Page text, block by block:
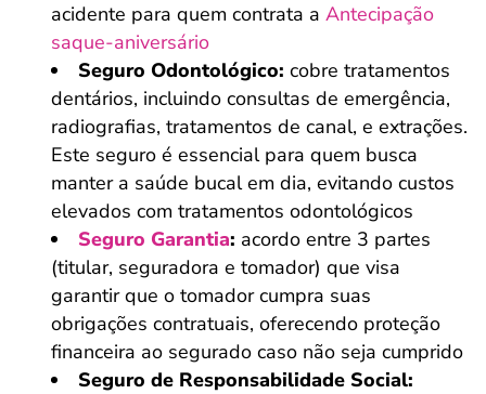
acidente para quem contrata a Antecipação
saque-aniversário
Seguro Odontológico: cobre tratamentos
dentários, incluindo consultas de emergência,
radiografias, tratamentos de canal, e extrações.
Este seguro é essencial para quem busca
manter a saúde bucal em dia, evitando custos
elevados com tratamentos odontológicos
Seguro Garantia: acordo entre 3 partes
(titular, seguradora e tomador) que visa
garantir que o tomador cumpra suas
obrigações contratuais, oferecendo proteção
financeira ao segurado caso não seja cumprido
Seguro de Responsabilidade Social: